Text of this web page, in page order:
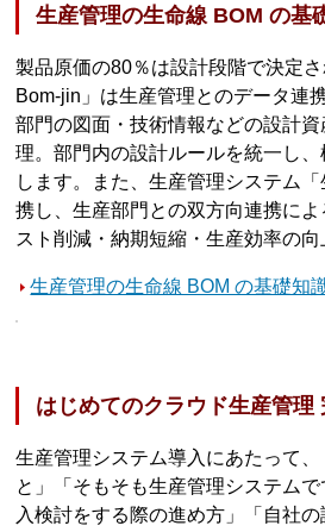
生産管理の生命線 BOM の基
製品原価の80％は設計段階で決定
Bom-jin」は生産管理とのデータ連
部門の図面・技術情報などの設計
理。部門内の設計ルールを統一し
します。また、生産管理システム
携し、生産部門との双方向連携に
スト削減・納期短縮・生産効率の向
生産管理の生命線 BOM の基礎知
はじめてのクラウド生産管理
生産管理システム導入にあたって
と」「そもそも生産管理システム
入検討をする際の進め方」「自社